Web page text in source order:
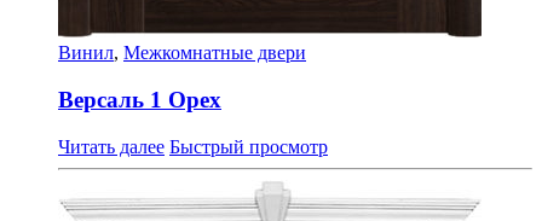
Винил, Межкомнатные двери
Версаль 1 Орех
Читать далее Быстрый просмотр